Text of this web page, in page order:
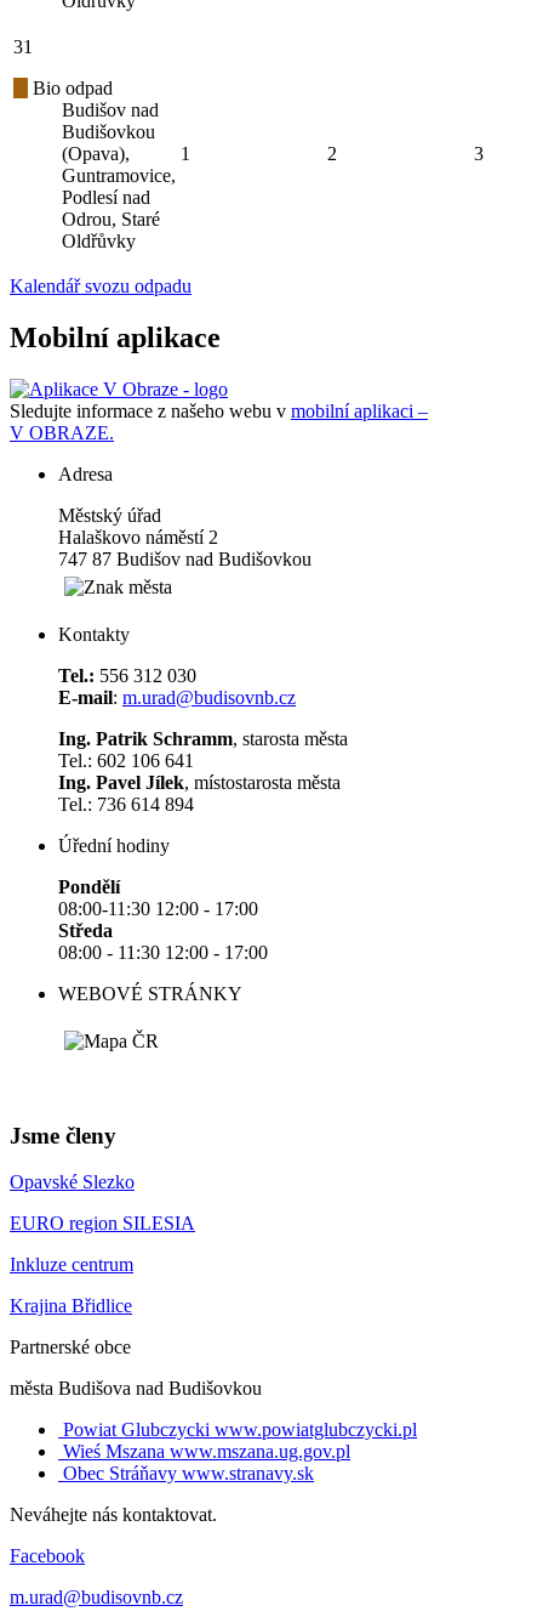
31
Bio odpad
Budišov nad
Budišovkou
(Opava),
Guntramovice,
Podlesí nad
Odrou, Staré
Oldřůvky
1 2 3
Kalendář svozu odpadu
Mobilní aplikace
Sledujte informace z našeho webu v mobilní aplikaci –
V OBRAZE.
Adresa
Městský úřad
Halaškovo náměstí 2
747 87 Budišov nad Budišovkou
Kontakty
Tel.: 556 312 030
E-mail: m.urad@budisovnb.cz
Ing. Patrik Schramm, starosta města
Tel.: 602 106 641
Ing. Pavel Jílek, místostarosta města
Tel.: 736 614 894
Úřední hodiny
Pondělí
08:00-11:30 12:00 - 17:00
Středa
08:00 - 11:30 12:00 - 17:00
WEBOVÉ STRÁNKY
Jsme členy
Opavské Slezko
EURO region SILESIA
Inkluze centrum
Krajina Břidlice
Partnerské obce
města Budišova nad Budišovkou
Powiat Glubczycki www.powiatglubczycki.pl
Wieś Mszana www.mszana.ug.gov.pl
Obec Stráňavy www.stranavy.sk
Neváhejte nás kontaktovat.
Facebook
m.urad@budisovnb.cz